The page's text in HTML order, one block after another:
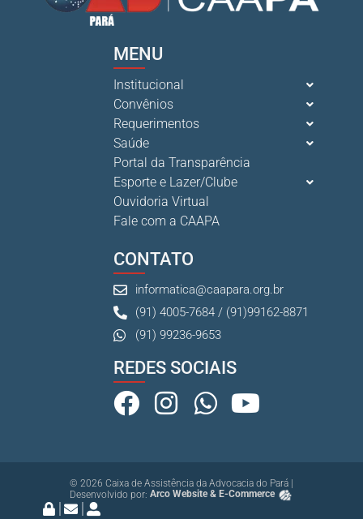
MENU
Institucional
Convênios
Requerimentos
Saúde
Portal da Transparência
Esporte e Lazer/Clube
Ouvidoria Virtual
Fale com a CAAPA
CONTATO
informatica@caapara.org.br
(91) 4005-7684 / (91)99162-8871
(91) 99236-9653
REDES SOCIAIS
© 2026 Caixa de Assistência da Advocacia do Pará |
Desenvolvido por: Arco Website & E-Commerce